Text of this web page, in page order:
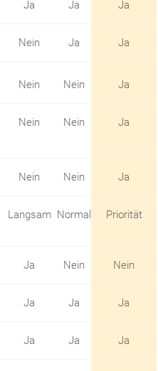
Ja Ja Ja
Nein Ja Ja
Nein Nein Ja
Nein Nein Ja
Nein Nein Ja
Langsam Normal Priorität
Ja Nein Nein
Ja Ja Ja
Ja Ja Ja